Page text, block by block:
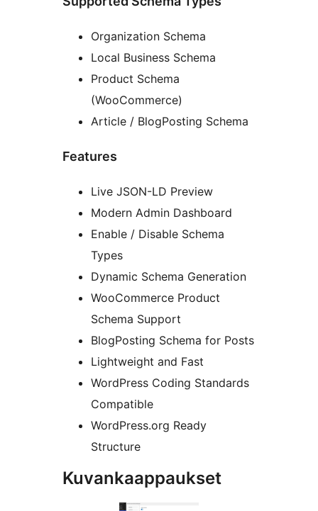
Organization Schema
Local Business Schema
Product Schema
(WooCommerce)
Article / BlogPosting Schema
Features
Live JSON-LD Preview
Modern Admin Dashboard
Enable / Disable Schema
Types
Dynamic Schema Generation
WooCommerce Product
Schema Support
BlogPosting Schema for Posts
Lightweight and Fast
WordPress Coding Standards
Compatible
WordPress.org Ready
Structure
Kuvankaappaukset